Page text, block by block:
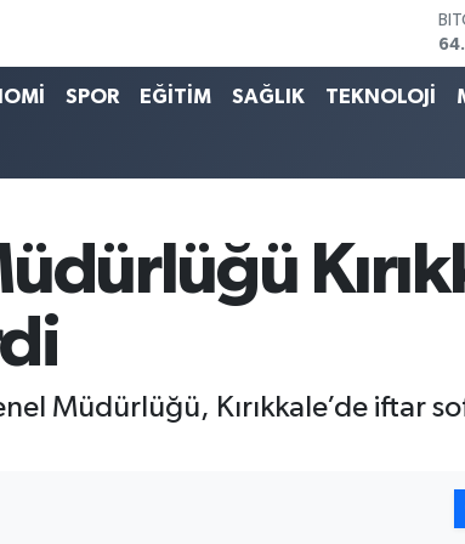
SPOR EĞİTİM SAĞLIK TEKNOLOJİ
Müdürlüğü, Kırıkkale’de iftar